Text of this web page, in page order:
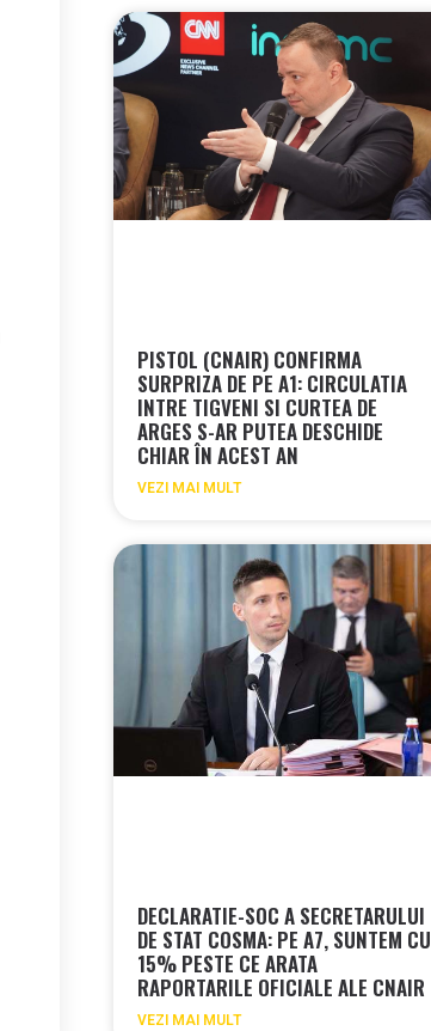
PISTOL (CNAIR) CONFIRMA
SURPRIZA DE PE A1: CIRCULATIA
INTRE TIGVENI SI CURTEA DE
ARGES S-AR PUTEA DESCHIDE
CHIAR ÎN ACEST AN
VEZI MAI MULT
DECLARATIE-SOC A SECRETARULUI
DE STAT COSMA: PE A7, SUNTEM CU
15% PESTE CE ARATA
RAPORTARILE OFICIALE ALE CNAIR
VEZI MAI MULT